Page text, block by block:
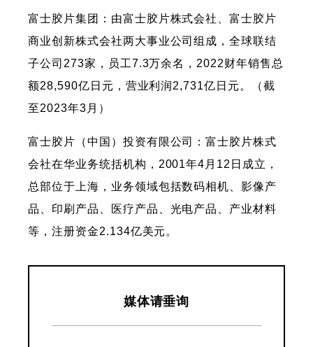
富士胶片集团：由富士胶片株式会社、富士胶片
商业创新株式会社两大事业公司组成，全球联结
子公司273家，员工7.3万余名，2022财年销售总
额28,590亿日元，营业利润2,731亿日元。（截
至2023年3月）
富士胶片（中国）投资有限公司：富士胶片株式
会社在华业务统括机构，2001年4月12日成立，
总部位于上海，业务领域包括数码相机、影像产
品、印刷产品、医疗产品、光电产品、产业材料
等，注册资金2.134亿美元。
媒体请垂询